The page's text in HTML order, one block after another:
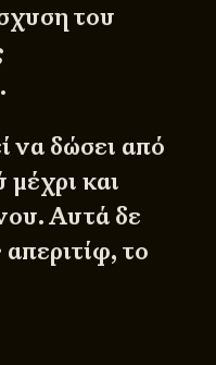
του
να δώσει από
και
Αυτά δε
το